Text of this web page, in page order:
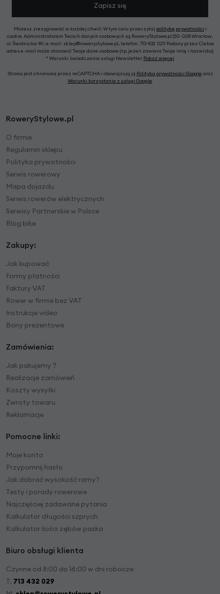
Zapisz się
Możesz zrezygnować w każdej chwili. W tym celu przeczytaj politykę prywatności i
cookie. Administratorem Twoich danych osobowych są RoweryStylowe.pl (50-028 Wrocław,
ul. Świdnicka 49; e-mail: sklep@rowerystylowe.pl, telefon: 713 432 029. Podany przez Ciebie
adres e-mail może stanowić Twoje dane osobowe (np. jeżeli zawiera Twoje imię i nazwisko).
* Warunki świadczenia usługi Newsletter Pokaż więcej
Strona jest chroniona przez reCAPTCHA i obowiązują ją Polityka prywatności Google oraz
Warunki korzystania z usługi Google.
RoweryStylowe.pl
O firmie
Regulamin sklepu
Polityka prywatności
Serwis rowerowy
Mapa dojazdu
Serwis rowerów elektrycznych
Serwisy Partnerskie w Polsce
Blog bike
Zakupy:
Jak kupować
Formy płatności
Faktury VAT
Rower w firmie bez VAT
Instrukcje video
Bony prezentowe
Zamówienia:
Jak pakujemy ?
Realizacje zamówień
Koszty wysyłki
Zwroty towaru
Reklamacje
Pomocne linki:
Moje konto
Przypomnij hasło
Jak dobrać wysokość ramy?
Testy i porady rowerowe
Najczęściej zadawane pytania
Kalkulator długości szprych
Kalkulator ilości zębów paska
Biuro obsługi klienta
Czynne od 8:00 do 16:00 w dni robocze
T. 713 432 029